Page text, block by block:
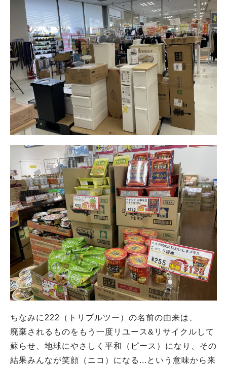
ちなみに222（トリプルツー）の名前の由来は、
廃棄されるものをもう一度リユース&リサイクルして
蘇らせ、地球にやさしく平和（ピース）になり、その
結果みんなが笑顔（ニコ）になる...という意味から来